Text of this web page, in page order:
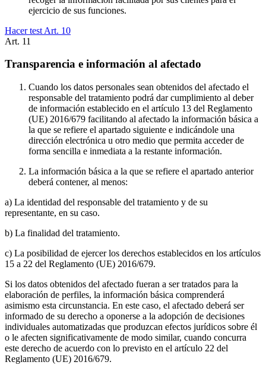
ejercicio de sus funciones.
Hacer test Art. 10
Art. 11
Transparencia e información al afectado
Cuando los datos personales sean obtenidos del afectado el
responsable del tratamiento podrá dar cumplimiento al deber
de información establecido en el artículo 13 del Reglamento
(UE) 2016/679 facilitando al afectado la información básica a
la que se refiere el apartado siguiente e indicándole una
dirección electrónica u otro medio que permita acceder de
forma sencilla e inmediata a la restante información.
La información básica a la que se refiere el apartado anterior
deberá contener, al menos:
a) La identidad del responsable del tratamiento y de su
representante, en su caso.
b) La finalidad del tratamiento.
c) La posibilidad de ejercer los derechos establecidos en los artículos
15 a 22 del Reglamento (UE) 2016/679.
Si los datos obtenidos del afectado fueran a ser tratados para la
elaboración de perfiles, la información básica comprenderá
asimismo esta circunstancia. En este caso, el afectado deberá ser
informado de su derecho a oponerse a la adopción de decisiones
individuales automatizadas que produzcan efectos jurídicos sobre él
o le afecten significativamente de modo similar, cuando concurra
este derecho de acuerdo con lo previsto en el artículo 22 del
Reglamento (UE) 2016/679.